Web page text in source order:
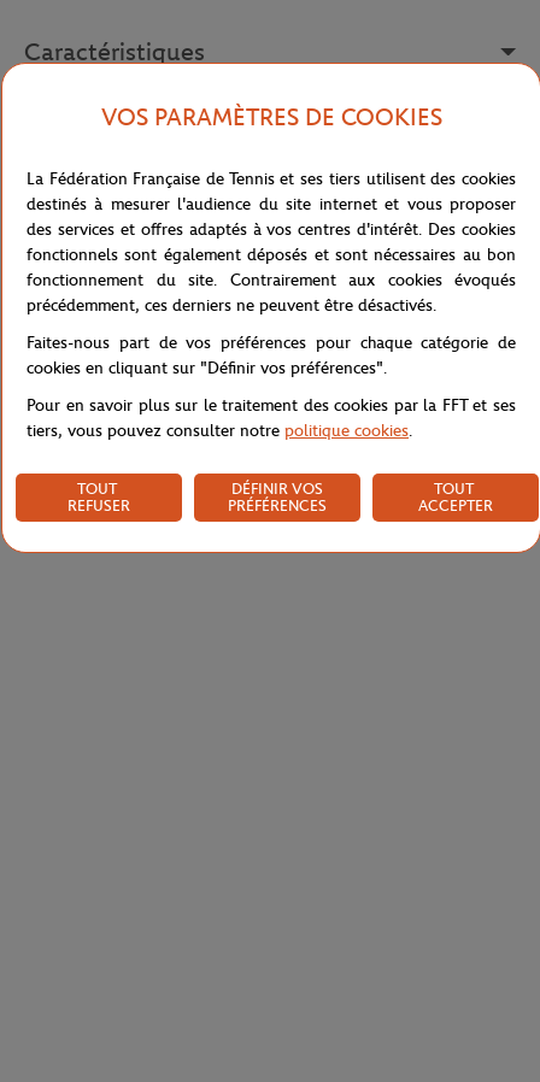
Caractéristiques
VOS PARAMÈTRES DE COOKIES
La Fédération Française de Tennis et ses tiers utilisent des cookies
destinés à mesurer l'audience du site internet et vous proposer
des services et offres adaptés à vos centres d'intérêt. Des cookies
fonctionnels sont également déposés et sont nécessaires au bon
fonctionnement du site. Contrairement aux cookies évoqués
précédemment, ces derniers ne peuvent être désactivés.
Faites-nous part de vos préférences pour chaque catégorie de
cookies en cliquant sur "Définir vos préférences".
Pour en savoir plus sur le traitement des cookies par la FFT et ses
tiers, vous pouvez consulter notre politique cookies.
TOUT
REFUSER
DÉFINIR VOS
PRÉFÉRENCES
TOUT
ACCEPTER